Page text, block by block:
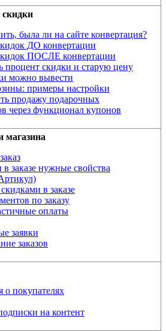
скидки
была ли на сайте конвертация?
ДО конвертации
ПОСЛЕ конвертации
процент скидки и старую цену
можно вывести
примеры настройки
продажу подарочных
через функционал купонов
магазина
заказе нужные свойства
в заказе
по заказу
оплаты
заявки
заказов
покупателях
на контент